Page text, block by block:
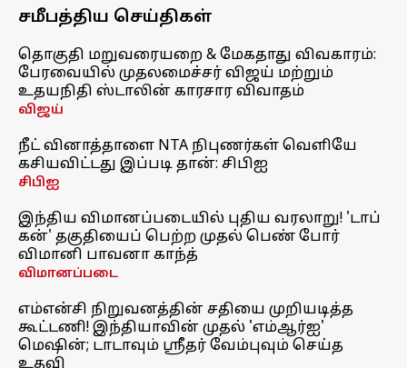
சமீபத்திய செய்திகள்
தொகுதி மறுவரையறை & மேகதாது விவகாரம்:
பேரவையில் முதலமைச்சர் விஜய் மற்றும்
உதயநிதி ஸ்டாலின் காரசார விவாதம்
விஜய்
நீட் வினாத்தாளை NTA நிபுணர்கள் வெளியே
கசியவிட்டது இப்படி தான்: சிபிஐ
சிபிஐ
இந்திய விமானப்படையில் புதிய வரலாறு! 'டாப்
கன்' தகுதியைப் பெற்ற முதல் பெண் போர்
விமானி பாவனா காந்த்
விமானப்படை
எம்என்சி நிறுவனத்தின் சதியை முறியடித்த
கூட்டணி! இந்தியாவின் முதல் 'எம்ஆர்ஐ'
மெஷின்; டாடாவும் ஸ்ரீதர் வேம்புவும் செய்த
உதவி